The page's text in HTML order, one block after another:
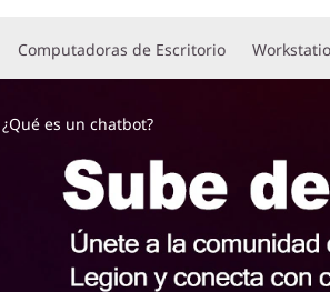
Computadoras de Escritorio
es un chatbot?